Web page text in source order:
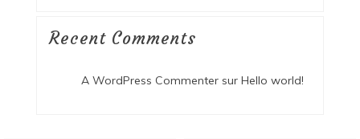
Recent Comments
A WordPress Commentersur Hello world!